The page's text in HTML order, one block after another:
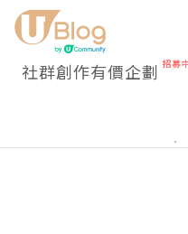
社群創作有價企劃